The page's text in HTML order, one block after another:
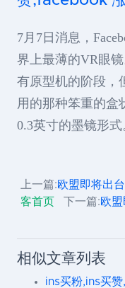
7月7日消息，
界上最薄的VR眼
有原型机的阶段，
用的那种笨重的盒
0.3英寸的墨镜形
上一篇:欧盟即将出
客首页
下一篇:欧
相似文章列表
ins买粉,ins买